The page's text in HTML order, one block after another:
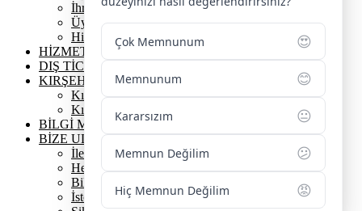
Çok Memnunum 😍
Memnunum 😊
Kararsızım 😐
Memnun Değilim 😕
Hiç Memnun Değilim 😡
İhracat Danışmanına Sor
Üye Başarı Hikayeleri
Hizmet Standartları Tablosu
HİZMETLERİMİZ
DIŞ TİCARET
KIRŞEHİR
Kırşehir Tarihi
Kırşehir Coğrafi İşaretler
BİLGİ MERKEZİ
BİZE ULAŞIN
İletişim Bilgilerimiz
Hesap Numaralarımız
Bilgi Edinme
İstek / Öneri / Şikayet